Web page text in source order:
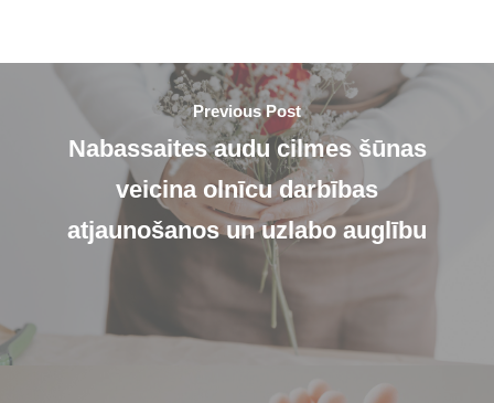
Previous Post
Nabassaites audu cilmes šūnas
veicina olnīcu darbības
atjaunošanos un uzlabo auglību